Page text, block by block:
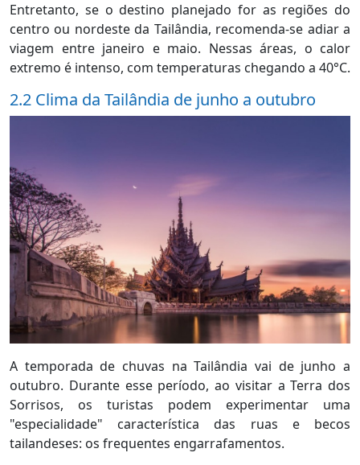
Entretanto, se o destino planejado for as regiões do
centro ou nordeste da Tailândia, recomenda-se adiar a
viagem entre janeiro e maio. Nessas áreas, o calor
extremo é intenso, com temperaturas chegando a 40°C.
2.2 Clima da Tailândia de junho a outubro
A temporada de chuvas na Tailândia vai de junho a
outubro. Durante esse período, ao visitar a Terra dos
Sorrisos, os turistas podem experimentar uma
"especialidade" característica das ruas e becos
tailandeses: os frequentes engarrafamentos.